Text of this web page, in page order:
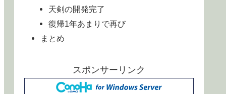
天剣の開発完了
復帰1年あまりで再び
まとめ
スポンサーリンク